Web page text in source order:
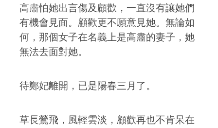
高肅怕她出言傷及顧歡，一直沒有讓她們
有機會見面。顧歡更不願意見她。無論如
何，那個女子在名義上是高肅的妻子，她
無法去面對她。
待鄭妃離開，已是陽春三月了。
草長鶯飛，風輕雲淡，顧歡再也不肯呆在